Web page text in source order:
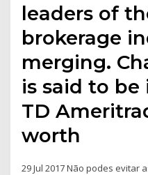
leaders of
brokerage
merging.
is said to
TD
worth
29 Jul 2017 Não podes evitar